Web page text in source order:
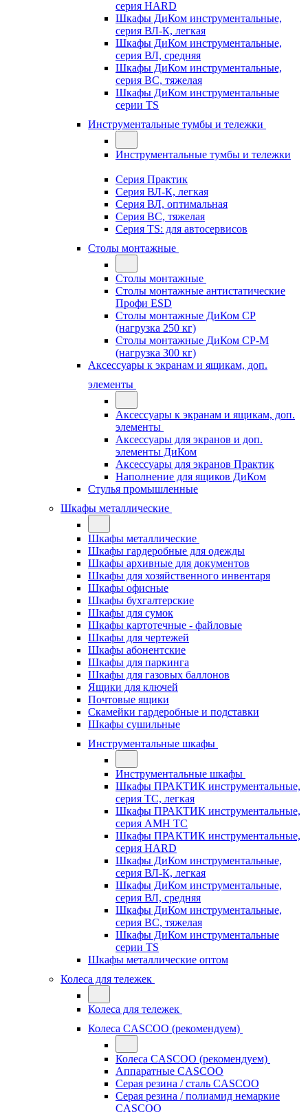
серия HARD
Шкафы ДиКом инструментальные,
cерия ВЛ-К, легкая
Шкафы ДиКом инструментальные,
серия ВЛ, средняя
Шкафы ДиКом инструментальные,
серия ВС, тяжелая
Шкафы ДиКом инструментальные
серии TS
Инструментальные тумбы и тележки
Инструментальные тумбы и тележки
Серия Практик
Серия ВЛ-К, легкая
Серия ВЛ, оптимальная
Серия ВС, тяжелая
Серия TS: для автосервисов
Столы монтажные
Столы монтажные
Столы монтажные антистатические
Профи ESD
Столы монтажные ДиКом СР
(нагрузка 250 кг)
Столы монтажные ДиКом СР-М
(нагрузка 300 кг)
Аксессуары к экранам и ящикам, доп.
элементы
Аксессуары к экранам и ящикам, доп.
элементы
Аксессуары для экранов и доп.
элементы ДиКом
Аксессуары для экранов Практик
Наполнение для ящиков ДиКом
Стулья промышленные
Шкафы металлические
Шкафы металлические
Шкафы гардеробные для одежды
Шкафы архивные для документов
Шкафы для хозяйственного инвентаря
Шкафы офисные
Шкафы бухгалтерские
Шкафы для сумок
Шкафы картотечные - файловые
Шкафы для чертежей
Шкафы абонентские
Шкафы для паркинга
Шкафы для газовых баллонов
Ящики для ключей
Почтовые ящики
Скамейки гардеробные и подставки
Шкафы сушильные
Инструментальные шкафы
Инструментальные шкафы
Шкафы ПРАКТИК инструментальные,
серия ТC, легкая
Шкафы ПРАКТИК инструментальные,
серия AMH TC
Шкафы ПРАКТИК инструментальные,
серия HARD
Шкафы ДиКом инструментальные,
cерия ВЛ-К, легкая
Шкафы ДиКом инструментальные,
серия ВЛ, средняя
Шкафы ДиКом инструментальные,
серия ВС, тяжелая
Шкафы ДиКом инструментальные
серии TS
Шкафы металлические оптом
Колеса для тележек
Колеса для тележек
Колеса CASCOO (рекомендуем)
Колеса CASCOO (рекомендуем)
Аппаратные CASCOO
Серая резина / сталь CASCOO
Серая резина / полиамид немаркие
CASCOO